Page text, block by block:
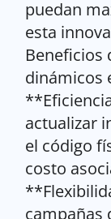
puedan
esta
Beneficios
dinámicos
actualizar
el código
costo
campañas